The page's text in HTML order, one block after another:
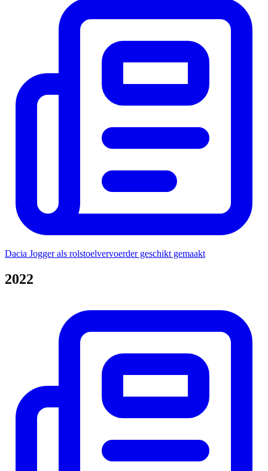
Dacia Jogger als rolstoelvervoerder geschikt gemaakt
2022